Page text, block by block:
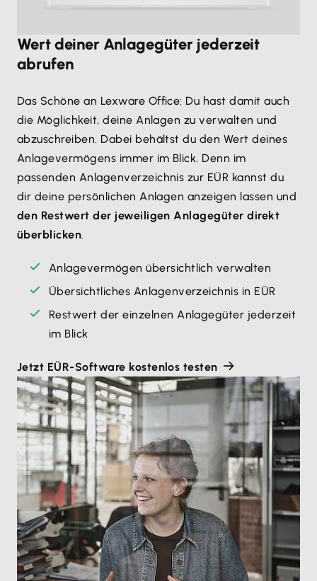
Wert deiner Anlagegüter jederzeit
abrufen
Das Schöne an Lexware Office: Du hast damit auch
die Möglichkeit, deine Anlagen zu verwalten und
abzuschreiben. Dabei behältst du den Wert deines
Anlagevermögens immer im Blick. Denn im
passenden Anlagenverzeichnis zur EÜR kannst du
dir deine persönlichen Anlagen anzeigen lassen und
den Restwert der jeweiligen Anlagegüter direkt
überblicken.
Anlagevermögen übersichtlich verwalten
Übersichtliches Anlagenverzeichnis in EÜR
Restwert der einzelnen Anlagegüter jederzeit
im Blick
Jetzt EÜR-Software kostenlos testen